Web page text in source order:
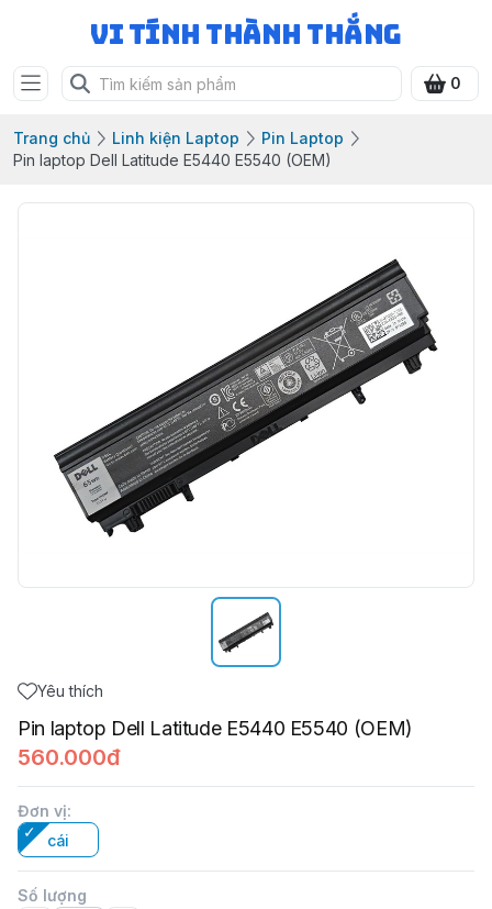
Vi Tính Thành Thắng
0
Trang chủ Linh kiện Laptop
Pin Laptop
Pin laptop Dell Latitude E5440 E5540 (OEM)
Yêu thích
Pin laptop Dell Latitude E5440 E5540 (OEM)
560.000đ
Đơn vị:
cái
Số lượng